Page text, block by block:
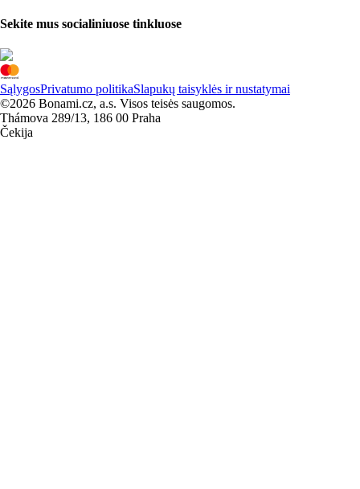
Sekite mus socialiniuose tinkluose
SąlygosPrivatumo politikaSlapukų taisyklės ir nustatymai
©2026 Bonami.cz, a.s. Visos teisės saugomos.
Thámova 289/13, 186 00 Praha
Čekija